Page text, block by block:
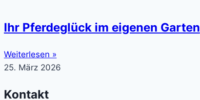
Ihr Pferdeglück im eigenen Garten
Weiterlesen »
25. März 2026
Kontakt